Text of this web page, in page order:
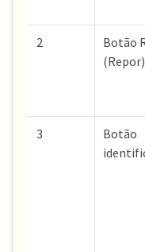
2
Botão
(Repor)
3
Botão